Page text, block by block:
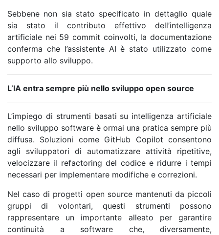
Sebbene non sia stato specificato in dettaglio quale
sia stato il contributo effettivo dell’intelligenza
artificiale nei 59 commit coinvolti, la documentazione
conferma che l’assistente AI è stato utilizzato come
supporto allo sviluppo.
L’IA entra sempre più nello sviluppo open source
L’impiego di strumenti basati su intelligenza artificiale
nello sviluppo software è ormai una pratica sempre più
diffusa. Soluzioni come GitHub Copilot consentono
agli sviluppatori di automatizzare attività ripetitive,
velocizzare il refactoring del codice e ridurre i tempi
necessari per implementare modifiche e correzioni.
Nel caso di progetti open source mantenuti da piccoli
gruppi di volontari, questi strumenti possono
rappresentare un importante alleato per garantire
continuità a software che, diversamente,